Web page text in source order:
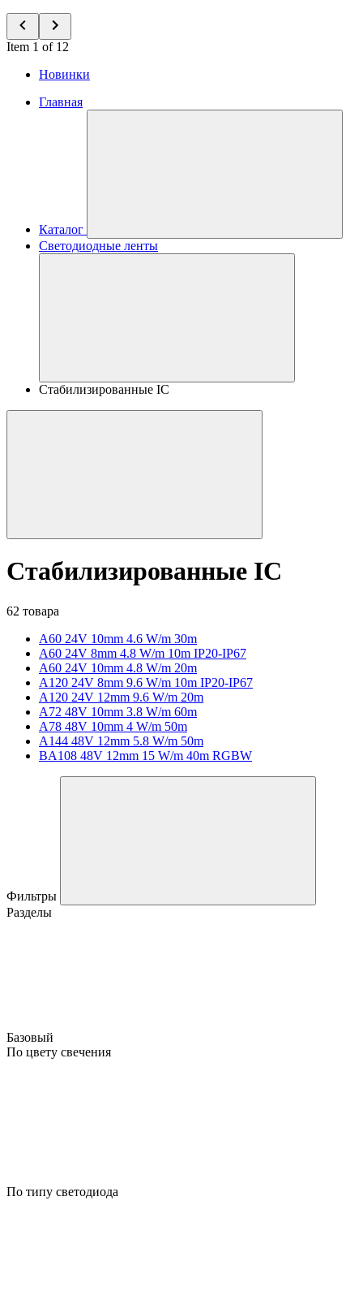
Item 1 of 12
Новинки
Главная
Каталог
Светодиодные ленты
Стабилизированные IC
Стабилизированные IC
62 товара
A60 24V 10mm 4.6 W/m 30m
A60 24V 8mm 4.8 W/m 10m IP20-IP67
A60 24V 10mm 4.8 W/m 20m
A120 24V 8mm 9.6 W/m 10m IP20-IP67
A120 24V 12mm 9.6 W/m 20m
A72 48V 10mm 3.8 W/m 60m
A78 48V 10mm 4 W/m 50m
A144 48V 12mm 5.8 W/m 50m
BA108 48V 12mm 15 W/m 40m RGBW
Фильтры
Разделы
Базовый
По цвету свечения
По типу светодиода